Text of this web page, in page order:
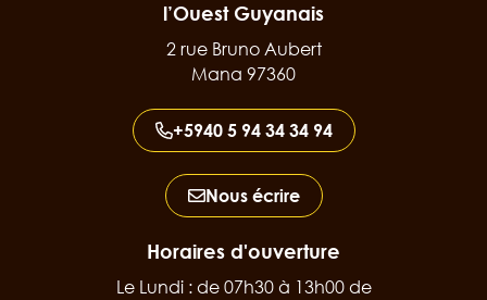
l’Ouest Guyanais
2 rue Bruno Aubert
Mana 97360
+5940 5 94 34 34 94
Nous écrire
Horaires d'ouverture
Le Lundi : de 07h30 à 13h00 de